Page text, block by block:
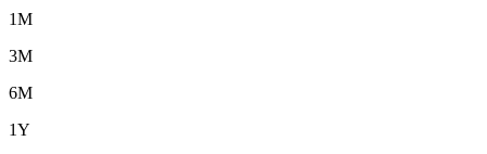
1M
3M
6M
1Y